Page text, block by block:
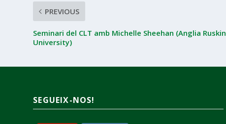
PREVIOUS
Seminari del CLT amb Michelle Sheehan (Anglia Ruskin
University)
SEGUEIX-NOS!